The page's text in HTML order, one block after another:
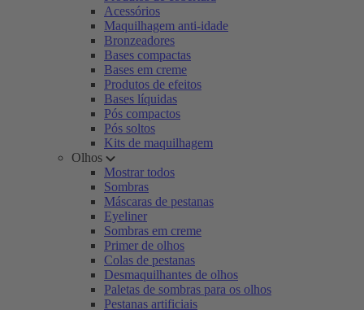
Acessórios
Maquilhagem anti-idade
Bronzeadores
Bases compactas
Bases em creme
Produtos de efeitos
Bases líquidas
Pós compactos
Pós soltos
Kits de maquilhagem
Olhos
Mostrar todos
Sombras
Máscaras de pestanas
Eyeliner
Sombras em creme
Primer de olhos
Colas de pestanas
Desmaquilhantes de olhos
Paletas de sombras para os olhos
Pestanas artificiais